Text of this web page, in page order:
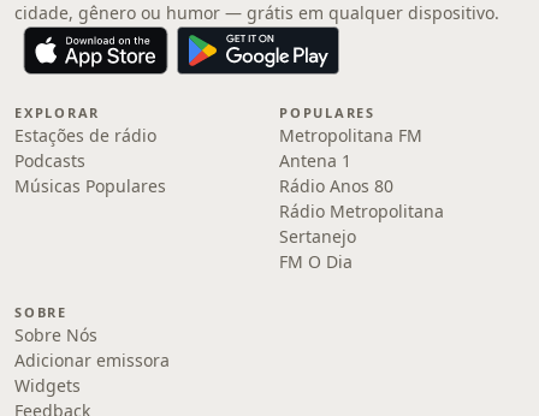
cidade, gênero ou humor — grátis em qualquer dispositivo.
EXPLORAR
Estações de rádio
Podcasts
Músicas Populares
POPULARES
Metropolitana FM
Antena 1
Rádio Anos 80
Rádio Metropolitana
Sertanejo
FM O Dia
SOBRE
Sobre Nós
Adicionar emissora
Widgets
Feedback